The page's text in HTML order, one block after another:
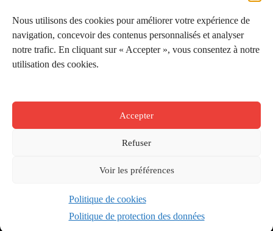
Nous utilisons des cookies pour améliorer votre expérience de
navigation, concevoir des contenus personnalisés et analyser
notre trafic. En cliquant sur « Accepter », vous consentez à notre
utilisation des cookies.
Accepter
Refuser
Voir les préférences
Politique de cookies
Politique de protection des données
Réductions de la Carte Côté Courrier
Application